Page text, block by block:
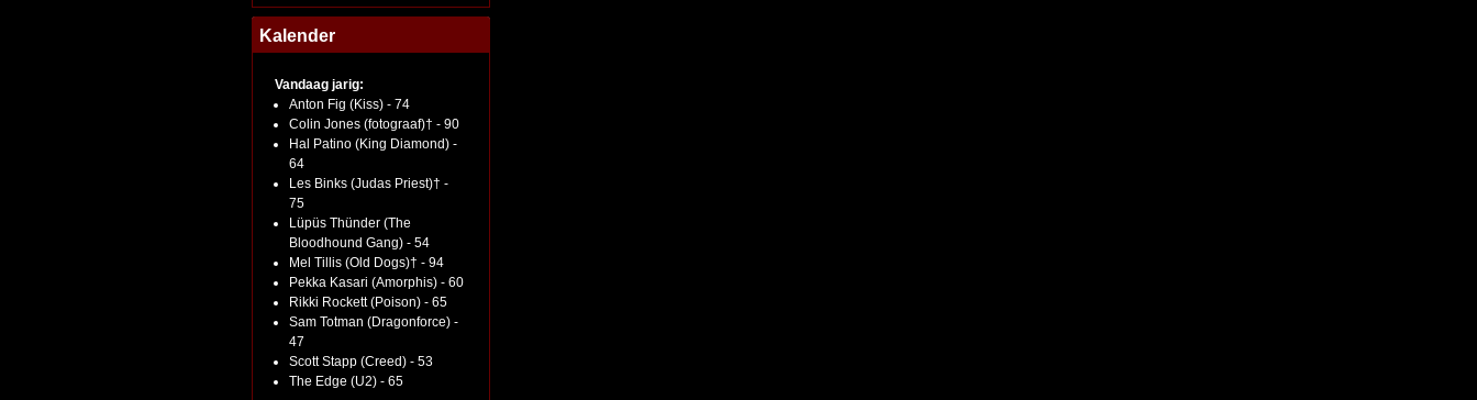
Kalender
Vandaag jarig:
Anton Fig (Kiss) - 74
Colin Jones (fotograaf)† - 90
Hal Patino (King Diamond) -
64
Les Binks (Judas Priest)† -
75
Lüpüs Thünder (The
Bloodhound Gang) - 54
Mel Tillis (Old Dogs)† - 94
Pekka Kasari (Amorphis) - 60
Rikki Rockett (Poison) - 65
Sam Totman (Dragonforce) -
47
Scott Stapp (Creed) - 53
The Edge (U2) - 65